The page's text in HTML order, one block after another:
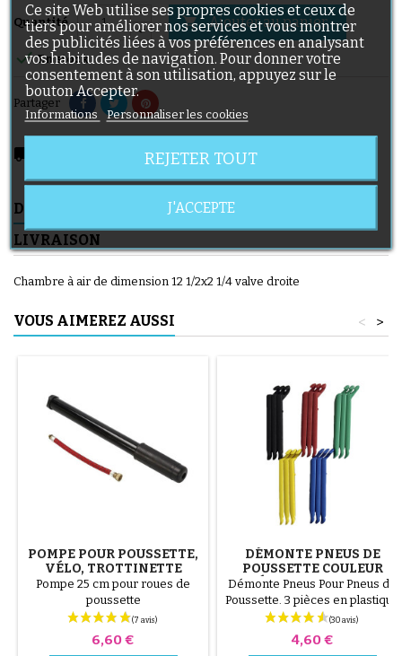
Quantité  Ajouter au panier
En stock
Partager
local_shipping Livraison prévue à partir du 11/08/2026
DESCRIPTION
DÉTAILS DU PRODUIT
LIVRAISON
Chambre à air de dimension 12 1/2x2 1/4 valve droite
VOUS AIMEREZ AUSSI >
<
POMPE POUR POUSSETTE,
VÉLO, TROTTINETTE
Pompe 25 cm pour roues de
poussette
Prix
6,60 €
DÉMONTE PNEUS DE
POUSSETTE COULEUR
ALÉATOIRE 1 LOT DE 3
PIÈCES
Démonte Pneus Pour Pneus de
Poussette. 3 pièces en plastique
de haute qualité, couleur
aléatoire, noir, rouge, vert,
jaune et bleu ou 3 pièces en
Prix
4,60 €
Ce site Web utilise ses propres cookies et ceux de
tiers pour améliorer nos services et vous montrer
des publicités liées à vos préférences en analysant
vos habitudes de navigation. Pour donner votre
consentement à son utilisation, appuyez sur le
bouton Accepter.
Informations Personnaliser les cookies
REJETER TOUT
J'ACCEPTE